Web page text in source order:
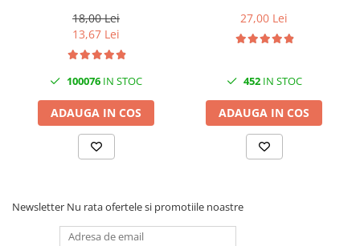
Mufe si conectori irigare
Panouri si elemente gard
Pavaje si borduri
Programatoare stropire
Sere si solarii
Termometre Meteo
Umbrele si pavilioane gradina
HoReCa
Balsam de rufe profesional
Clean
18,00 Lei
13,67 Lei
100076 IN STOC
ADAUGA IN COS
27,00 Lei
452IN STOC
ADAUGA IN COS
Newsletter Nu rata ofertele si promotiile noastre